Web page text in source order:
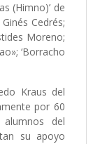
(Himno)’ de
Cedrés;
Moreno;
‘Borracho
Kraus del
por 60
del
su apoyo